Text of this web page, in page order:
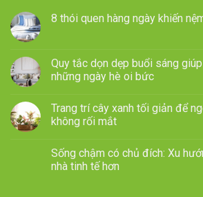
8 thói quen hàng ngày khiến
Quy tắc dọn dẹp buổi sáng
những ngày hè oi bức
Trang trí cây xanh tối giản để
không rối mắt
Sống chậm có chủ đích: Xu
nhà tinh tế hơn